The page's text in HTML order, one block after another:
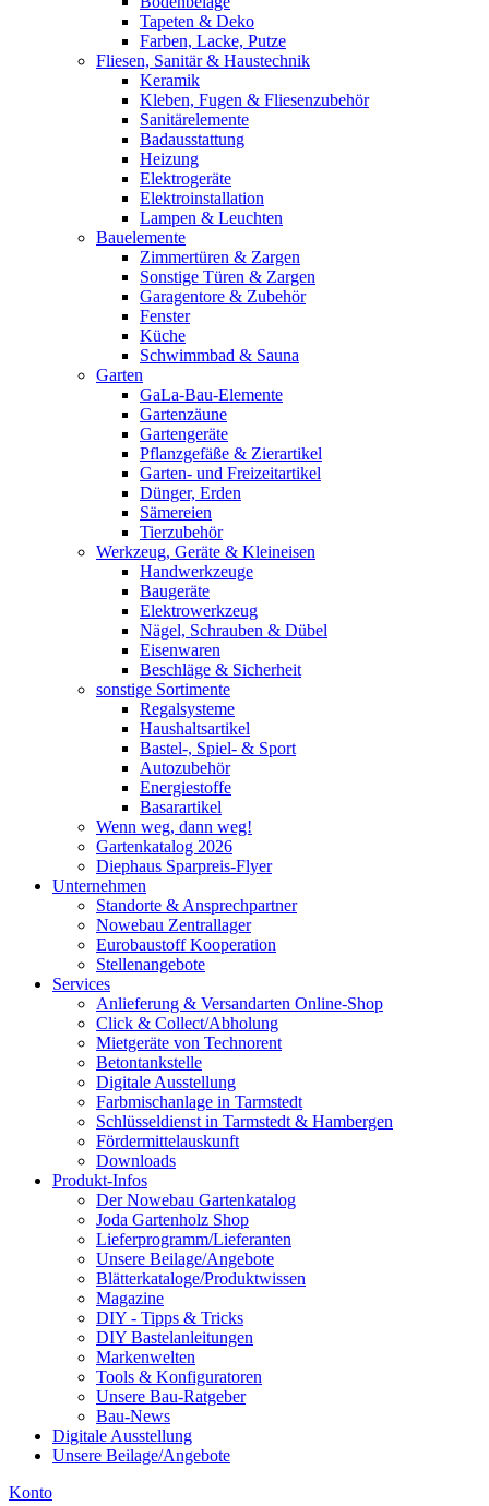
Tapeten & Deko
Farben, Lacke, Putze
Fliesen, Sanitär & Haustechnik
Keramik
Kleben, Fugen & Fliesenzubehör
Sanitärelemente
Badausstattung
Heizung
Elektrogeräte
Elektroinstallation
Lampen & Leuchten
Bauelemente
Zimmertüren & Zargen
Sonstige Türen & Zargen
Garagentore & Zubehör
Fenster
Küche
Schwimmbad & Sauna
Garten
GaLa-Bau-Elemente
Gartenzäune
Gartengeräte
Pflanzgefäße & Zierartikel
Garten- und Freizeitartikel
Dünger, Erden
Sämereien
Tierzubehör
Werkzeug, Geräte & Kleineisen
Handwerkzeuge
Baugeräte
Elektrowerkzeug
Nägel, Schrauben & Dübel
Eisenwaren
Beschläge & Sicherheit
sonstige Sortimente
Regalsysteme
Haushaltsartikel
Bastel-, Spiel- & Sport
Autozubehör
Energiestoffe
Basarartikel
Wenn weg, dann weg!
Gartenkatalog 2026
Diephaus Sparpreis-Flyer
Unternehmen
Standorte & Ansprechpartner
Nowebau Zentrallager
Eurobaustoff Kooperation
Stellenangebote
Services
Anlieferung & Versandarten Online-Shop
Click & Collect/Abholung
Mietgeräte von Technorent
Betontankstelle
Digitale Ausstellung
Farbmischanlage in Tarmstedt
Schlüsseldienst in Tarmstedt & Hambergen
Fördermittelauskunft
Downloads
Produkt-Infos
Der Nowebau Gartenkatalog
Joda Gartenholz Shop
Lieferprogramm/Lieferanten
Unsere Beilage/Angebote
Blätterkataloge/Produktwissen
Magazine
DIY - Tipps & Tricks
DIY Bastelanleitungen
Markenwelten
Tools & Konfiguratoren
Unsere Bau-Ratgeber
Bau-News
Digitale Ausstellung
Unsere Beilage/Angebote
Konto